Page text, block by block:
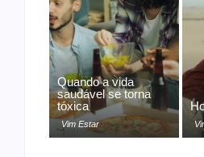
Quando a vida
saudável se torna
tóxica
Vim Estar